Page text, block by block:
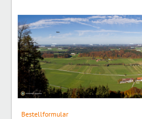
Bestellformular